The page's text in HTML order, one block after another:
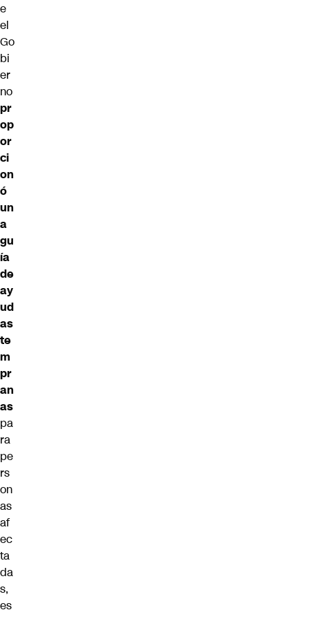
e
el
Go
bi
er
no
pr
op
or
ci
on
ó
un
a
gu
ía
de
ay
ud
as
te
m
pr
an
as
pa
ra
pe
rs
on
as
af
ec
ta
da
s,
es